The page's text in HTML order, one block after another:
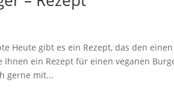
Heute gibt es ein Rezept, das den
Ihnen ein Rezept für einen veganen
gerne mit...